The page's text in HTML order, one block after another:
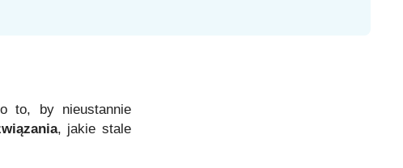
to, by nieustannie
, jakie stale